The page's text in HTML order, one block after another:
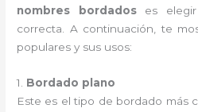
nombres bordadoses elegir
correcta. A continuación, te
populares y sus usos:
1. Bordado plano
Este es el tipo de bordado más